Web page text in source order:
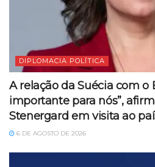
DIPLOMACIA POLÍTICA
A relação da Suécia com o
importante para nós”,
Stenergard em visita ao
6 DE AGOSTO DE 2026